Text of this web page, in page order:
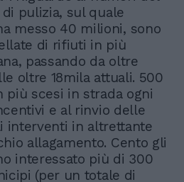
pulizia, sul quale
messo 40 milioni, sono
di rifiuti in più
passando da oltre
oltre 18mila attuali. 500
più scesi in strada ogni
e al rinvio delle
interventi in altrettante
allagamento. Cento gli
interessato più di 300
(per un totale di